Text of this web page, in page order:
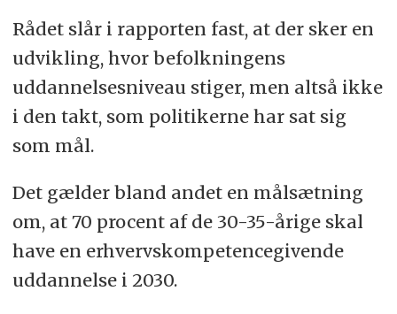
Rådet slår i rapporten fast, at der sker en
udvikling, hvor befolkningens
uddannelsesniveau stiger, men altså ikke
i den takt, som politikerne har sat sig
som mål.
Det gælder bland andet en målsætning
om, at 70 procent af de 30-35-årige skal
have en erhvervskompetencegivende
uddannelse i 2030.